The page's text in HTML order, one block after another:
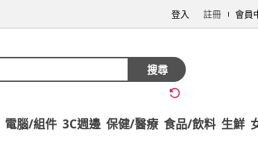
登入 註冊 會員
搜尋
電腦/組件 3C週邊 保健/醫療 食品/飲料 生鮮